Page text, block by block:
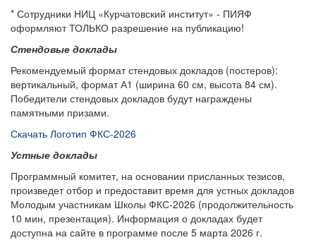
* Сотрудники НИЦ «Курчатовский институт» - ПИЯФ
оформляют ТОЛЬКО разрешение на публикацию!
Стендовые доклады
Рекомендуемый формат стендовых докладов (постеров):
вертикальный, формат А1 (ширина 60 см, высота 84 см).
Победители стендовых докладов будут награждены
памятными призами.
Скачать Логотип ФКС-2026
Устные доклады
Программный комитет, на основании присланных тезисов,
произведет отбор и предоставит время для устных докладов
Молодым участникам Школы ФКС-2026 (продолжительность
10 мин, презентация). Информация о докладах будет
доступна на сайте в программе после 5 марта 2026 г.